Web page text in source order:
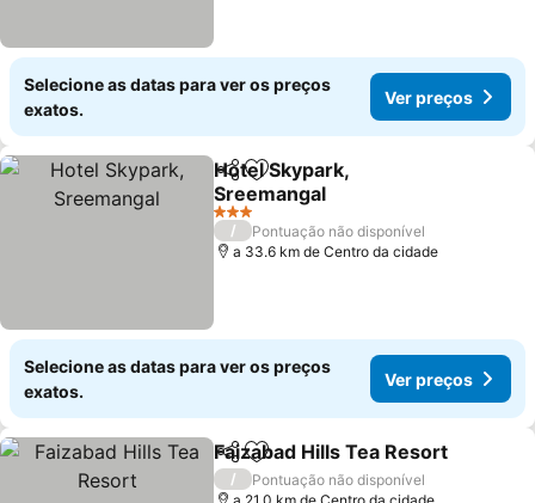
Selecione as datas para ver os preços
exatos.
Ver preços
PartilharAdicionar aos favoritos
Hotel Skypark,
Sreemangal
Ver preços
3 Estrelas
/
Pontuação não disponível
a 33.6 km de Centro da cidade
Selecione as datas para ver os preços
exatos.
Ver preços
PartilharAdicionar aos favoritos
Faizabad Hills Tea Resort
/
Pontuação não disponível